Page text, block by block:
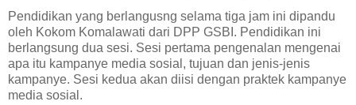
Pendidikan yang berlangusng selama tiga jam ini dipandu
oleh Kokom Komalawati dari DPP GSBI. Pendidikan ini
berlangsung dua sesi. Sesi pertama pengenalan mengenai
apa itu kampanye media sosial, tujuan dan jenis-jenis
kampanye. Sesi kedua akan diisi dengan praktek kampanye
media sosial.